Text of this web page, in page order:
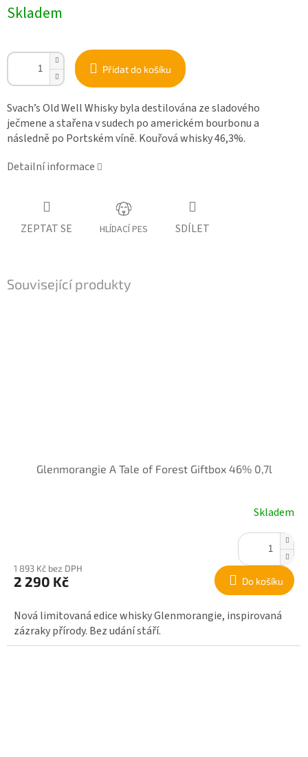
cena:
Skladem
Přidat do košíku
Svach’s Old Well Whisky byla destilována ze sladového
ječmene a stařena v sudech po americkém bourbonu a
následně po Portském víně. Kouřová whisky 46,3%.
Detailní informace
ZEPTAT SE HLÍDACÍ PES SDÍLET
Související produkty
Glenmorangie A Tale of Forest Giftbox 46% 0,7l
Skladem
1 893 Kč bez DPH
2 290 Kč Do košíku
Nová limitovaná edice whisky Glenmorangie, inspirovaná
zázraky přírody. Bez udání stáří.